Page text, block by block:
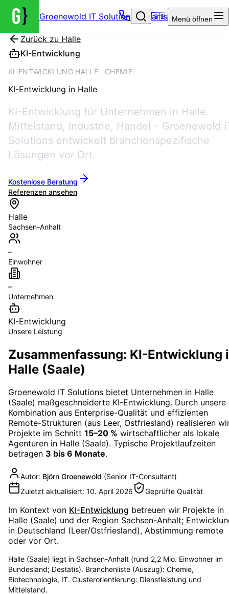
Groenewold IT Solutions – Startseite
🇬🇧 Menü öffnen
Zurück zu Halle
KI-Entwicklung
KI-ENTWICKLUNG HALLE · CHEMIE
KI-Entwicklung in Halle
KI-Entwicklung für Unternehmen in Halle.
Mittelstand, Industrie, Handel – Groenewold
Solutions entwickelt branchenspezifische
Lösungen vor Ort.
Kostenlose Beratung
Referenzen ansehen
Halle
Sachsen-Anhalt
–
Einwohner
–
Unternehmen
KI-Entwicklung
Unsere Leistung
Zusammenfassung: KI-Entwicklung
Halle (Saale)
Groenewold IT Solutions bietet Unternehmen in Halle
(Saale) maßgeschneiderte KI-Entwicklung. Durch unsere
Kombination aus Enterprise-Qualität und effizienten
Remote-Strukturen (aus Leer, Ostfriesland) realisieren
Projekte im Schnitt 15–20 % wirtschaftlicher als lokale
Agenturen in Halle (Saale). Typische Projektlaufzeiten
betragen 3 bis 6 Monate.
Autor: Björn Groenewold (Senior IT-Consultant)
Zuletzt aktualisiert: 10. April 2026 Geprüfte Qualität
Im Kontext von KI-Entwicklung betreuen wir Projekte in
Halle (Saale) und der Region Sachsen-Anhalt;
in Deutschland (Leer/Ostfriesland), Abstimmung remote
oder vor Ort.
Halle (Saale) liegt in Sachsen-Anhalt (rund 2,2 Mio. Einwohner im
Bundesland; Destatis). Branchenliste (Auszug): Chemie,
Biotechnologie, IT. Clusterorientierung: Dienstleistung und
Mittelstand.